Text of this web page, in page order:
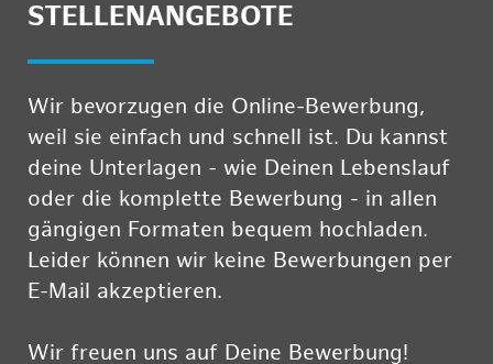
STELLENANGEBOTE
Wir bevorzugen die Online-Bewerbung,
weil sie einfach und schnell ist. Du kannst
deine Unterlagen - wie Deinen Lebenslauf
oder die komplette Bewerbung - in allen
gängigen Formaten bequem hochladen.
Leider können wir keine Bewerbungen per
E-Mail akzeptieren.
Wir freuen uns auf Deine Bewerbung!